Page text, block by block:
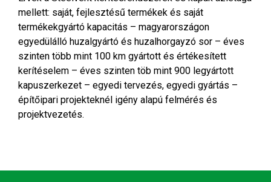
mellett: saját, fejlesztésű termékek és saját
termékekgyártó kapacitás – magyarországon
egyedülálló huzalgyártó és huzalhorgayzó sor – éves
szinten több mint 100 km gyártott és értékesített
kerítéselem – éves szinten töb mint 900 legyártott
kapuszerkezet – egyedi tervezés, egyedi gyártás –
építőipari projekteknél igény alapú felmérés és
projektvezetés.